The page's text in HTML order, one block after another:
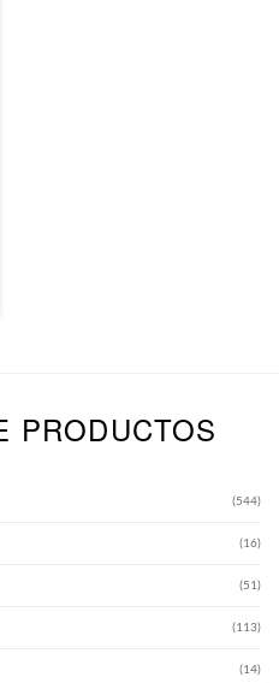
PRODUCTOS
(544)
(16)
(51)
(113)
(14)